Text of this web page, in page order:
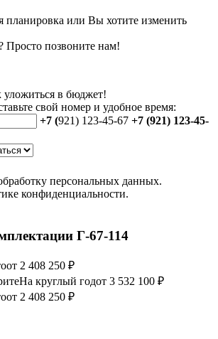
планировка или Вы хотите изменить
Просто позвоните нам!
в бюджет!
свой номер и удобное время:
+7 (921) 123-45-67 +7 (921) 123-45-
персональных данных.
конфиденциальности.
Г-67-114
от 2 408 250 ₽
На круглый годот 3 532 100 ₽
от 2 408 250 ₽